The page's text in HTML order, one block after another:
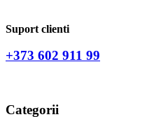
Suport clienti
+373 602 911 99
Categorii